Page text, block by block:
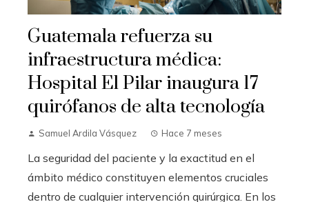
Guatemala refuerza su
infraestructura médica:
Hospital El Pilar inaugura 17
quirófanos de alta tecnología
Samuel Ardila Vásquez Hace 7 meses
La seguridad del paciente y la exactitud en el
ámbito médico constituyen elementos cruciales
dentro de cualquier intervención quirúrgica. En los